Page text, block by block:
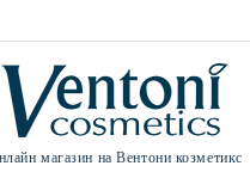
магазин на Вентони козметикс